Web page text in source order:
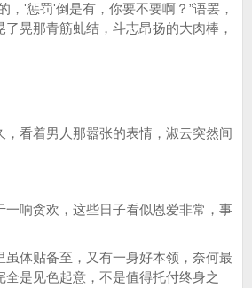
'惩罚'倒是有，你要不要啊？”语罢，
晃那青筋虬结，斗志昂扬的大肉棒，
看着男人那嚣张的表情，淑云突然间
响贪欢，这些日子看似恩爱非常，事
体贴备至，又有一身好本领，奈何最
全是见色起意，不是值得托付终身之